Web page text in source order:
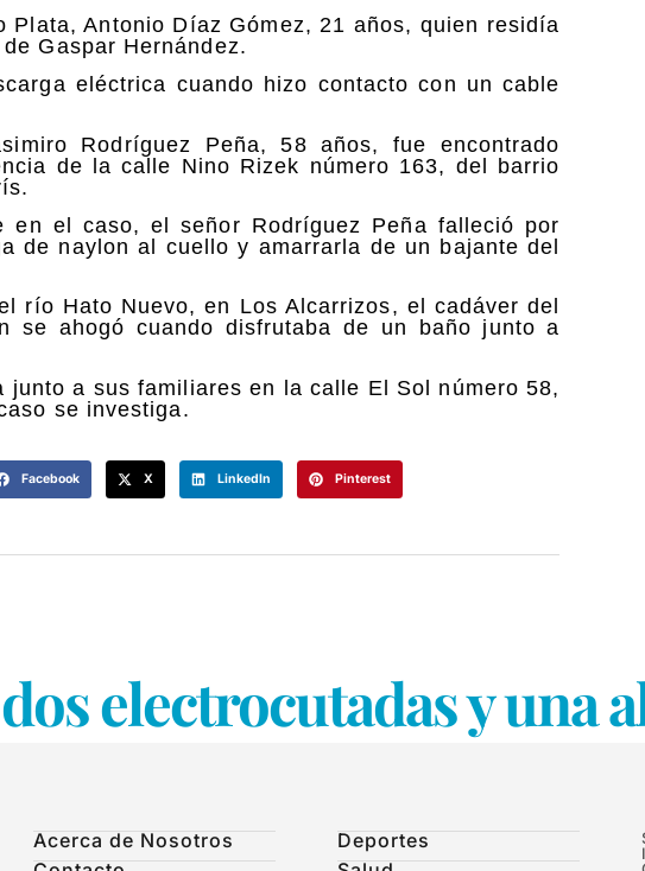
Plata, Antonio Díaz Gómez, 21 años, quien residía
Gaspar Hernández.
eléctrica cuando hizo contacto con un cable
Rodríguez Peña, 58 años, fue encontrado
de la calle Nino Rizek número 163, del barrio
en el caso, el señor Rodríguez Peña falleció por
de naylon al cuello y amarrarla de un bajante del
río Hato Nuevo, en Los Alcarrizos, el cadáver del
se ahogó cuando disfrutaba de un baño junto a
a sus familiares en la calle El Sol número 58,
se investiga.
Facebook X LinkedIn Pinterest
electrocutadas y una
Acerca de Nosotros
Deportes